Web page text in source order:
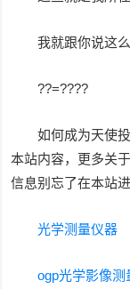
我就跟你说这
??=????
如何成为天使
本站内容，更多关
信息别忘了在本站进
光学测量仪器
ogp光学影像测